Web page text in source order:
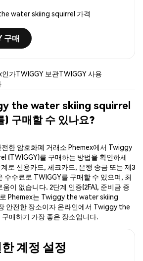
water skiing squirrel 가격
구매
인가TWIGGY 보관TWIGGY 사용
the water skiing squirrel
구매할 수 있나요?
한 암호화폐 거래소 Phemex에서 Twiggy
(TWIGGY)를 구매하는 방법을 확인하세
로 신용카드, 체크카드, 은행 송금 또는 제3
수수료로 TWIGGY를 구매할 수 있으며, 최
이 없습니다. 2단계 인증(2FA), 준비금 증
Phemex는 Twiggy the water skiing
안전한 장소이자 온라인에서 Twiggy the
매하기 가장 좋은 장소입니다.
계정 설정